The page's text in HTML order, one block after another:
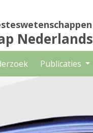
Nederlands
Publicaties